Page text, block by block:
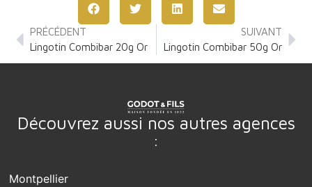
PRÉCÉDENT
Lingotin Combibar 20g Or
SUIVANT
Lingotin Combibar 50g Or
Découvrez aussi nos autres agences
:
Montpellier